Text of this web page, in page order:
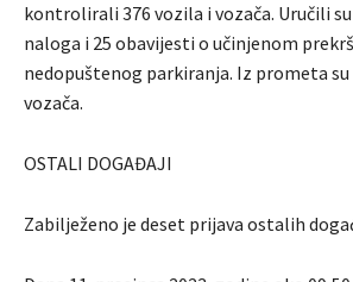
kontrolirali 376 vozila i vozača. Uručili
naloga i 25 obavijesti o učinjenom
nedopuštenog parkiranja. Iz prometa
vozača.
OSTALI DOGAĐAJI
Zabilježeno je deset prijava ostalih